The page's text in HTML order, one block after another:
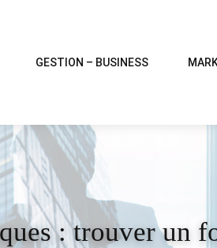
GESTION – BUSINESS
: trouver un